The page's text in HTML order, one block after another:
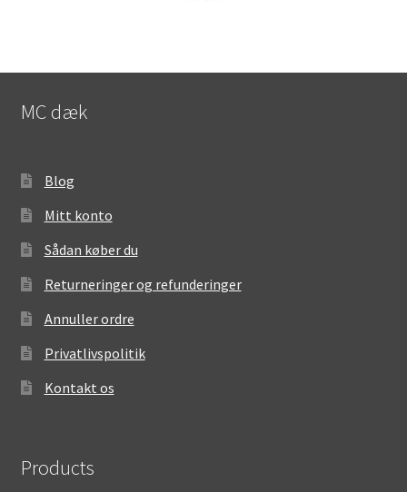
MC dæk
Blog
Mitt konto
Sådan køber du
Returneringer og refunderinger
Annuller ordre
Privatlivspolitik
Kontakt os
Products